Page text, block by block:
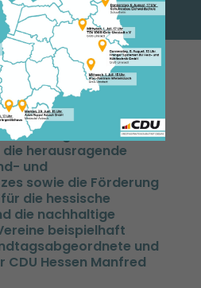
Klein-Umstadt
in Höhe von 500,00
aus Landesmitteln.
aus
Freiwillige Feuerwehr
herausragende
und
sowie die Förderung
die hessische
die nachhaltige
beispielhaft
und
Hessen Manfred